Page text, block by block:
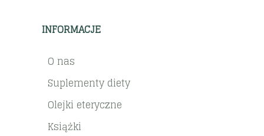
INFORMACJE
O nas
Suplementy diety
Olejki eteryczne
Książki